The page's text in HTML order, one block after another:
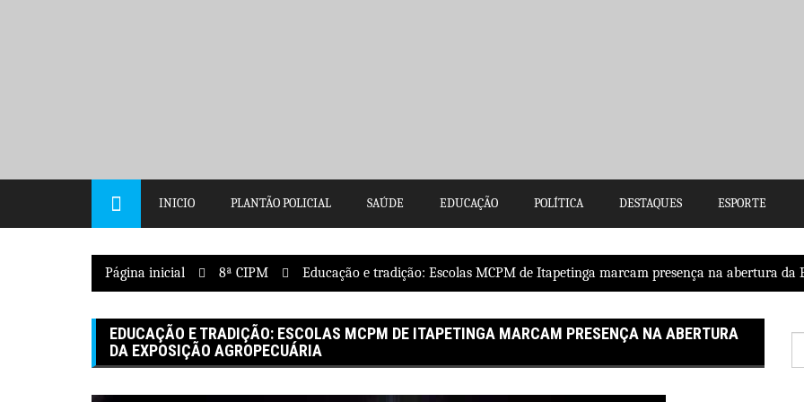
INICIO PLANTÃO POLICIAL SAÚDE EDUCAÇÃO POLÍTICA DESTAQUES ESPORTE
Página inicial 8ª CIPM Educação e tradição: Escolas MCPM de Itapetinga marcam presença na abertura da
EDUCAÇÃO E TRADIÇÃO: ESCOLAS MCPM DE ITAPETINGA MARCAM PRESENÇA NA ABERTURA
DA EXPOSIÇÃO AGROPECUÁRIA